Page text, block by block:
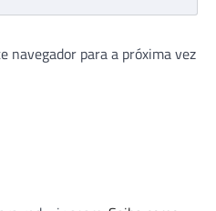
navegador para a próxima vez